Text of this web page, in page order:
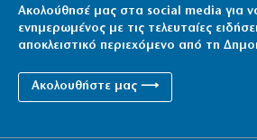
Ακολούθησέ μας στα social media για
ενημερωμένος με τις τελευταίες
αποκλειστικό περιεχόμενο από τη
Ακολουθήστε μας ⟶